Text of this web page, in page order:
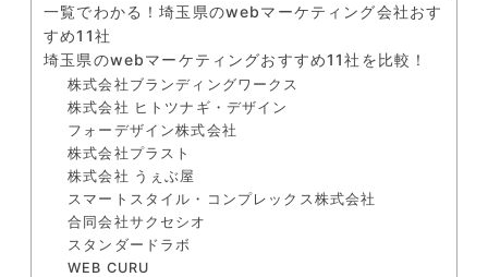
一覧でわかる！埼玉県のwebマーケティング会社おす
すめ11社
埼玉県のwebマーケティングおすすめ11社を比較！
株式会社ブランディングワークス
株式会社 ヒトツナギ・デザイン
フォーデザイン株式会社
株式会社プラスト
株式会社 うぇぶ屋
スマートスタイル・コンプレックス株式会社
合同会社サクセシオ
スタンダードラボ
WEB CURU